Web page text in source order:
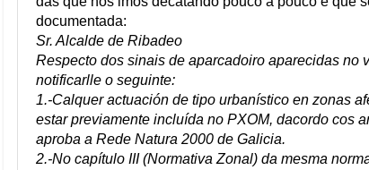
documentada:
Sr. Alcalde de Ribadeo
Respecto dos sinais de aparcadoiro aparecidas no
notificarlle o seguinte:
1.-Calquer actuación de tipo urbanístico en zonas
estar previamente incluída no PXOM, dacordo cos
aproba a Rede Natura 2000 de Galicia.
2.-No capítulo III (Normativa Zonal) da mesma